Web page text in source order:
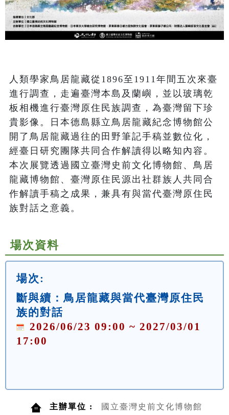
人類學家鳥居龍藏從1896至1911年間五次來臺
進行調查，走遍臺灣本島及蘭嶼，並以玻璃乾
板相機進行臺灣原住民族調查，為臺灣留下珍
貴影像。日本德島縣立鳥居龍藏紀念博物館公
開了鳥居龍藏過往的田野筆記手稿並數位化，
經臺日研究團隊共同合作解讀得以略知內容。
本次展覽透過國立臺灣史前文化博物館、鳥居
龍藏博物館、臺灣原住民源出社群族人共同合
作解讀手稿之成果，兼具有與當代臺灣原住民
族對話之意義。
場次資料
場次:
斷與續：鳥居龍藏與當代臺灣原住民
族的對話
2026/06/23 09:00 ~ 2027/03/01
17:00
主辦單位 : 國立臺灣史前文化博物館